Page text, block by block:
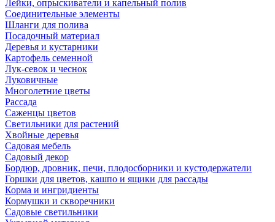
Лейки, опрыскиватели и капельный полив
Соединительные элементы
Шланги для полива
Посадочный материал
Деревья и кустарники
Картофель семенной
Лук-севок и чеснок
Луковичные
Многолетние цветы
Рассада
Саженцы цветов
Светильники для растений
Хвойные деревья
Садовая мебель
Садовый декор
Бордюр, дровник, печи, плодосборники и кустодержатели
Горшки для цветов, кашпо и ящики для рассады
Корма и ингридиенты
Кормушки и скворечники
Садовые светильники